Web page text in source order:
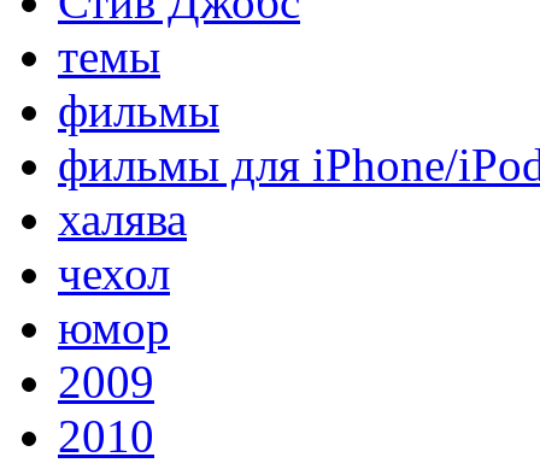
темы
фильмы
фильмы для iPhone/
халява
чехол
юмор
2009
2010